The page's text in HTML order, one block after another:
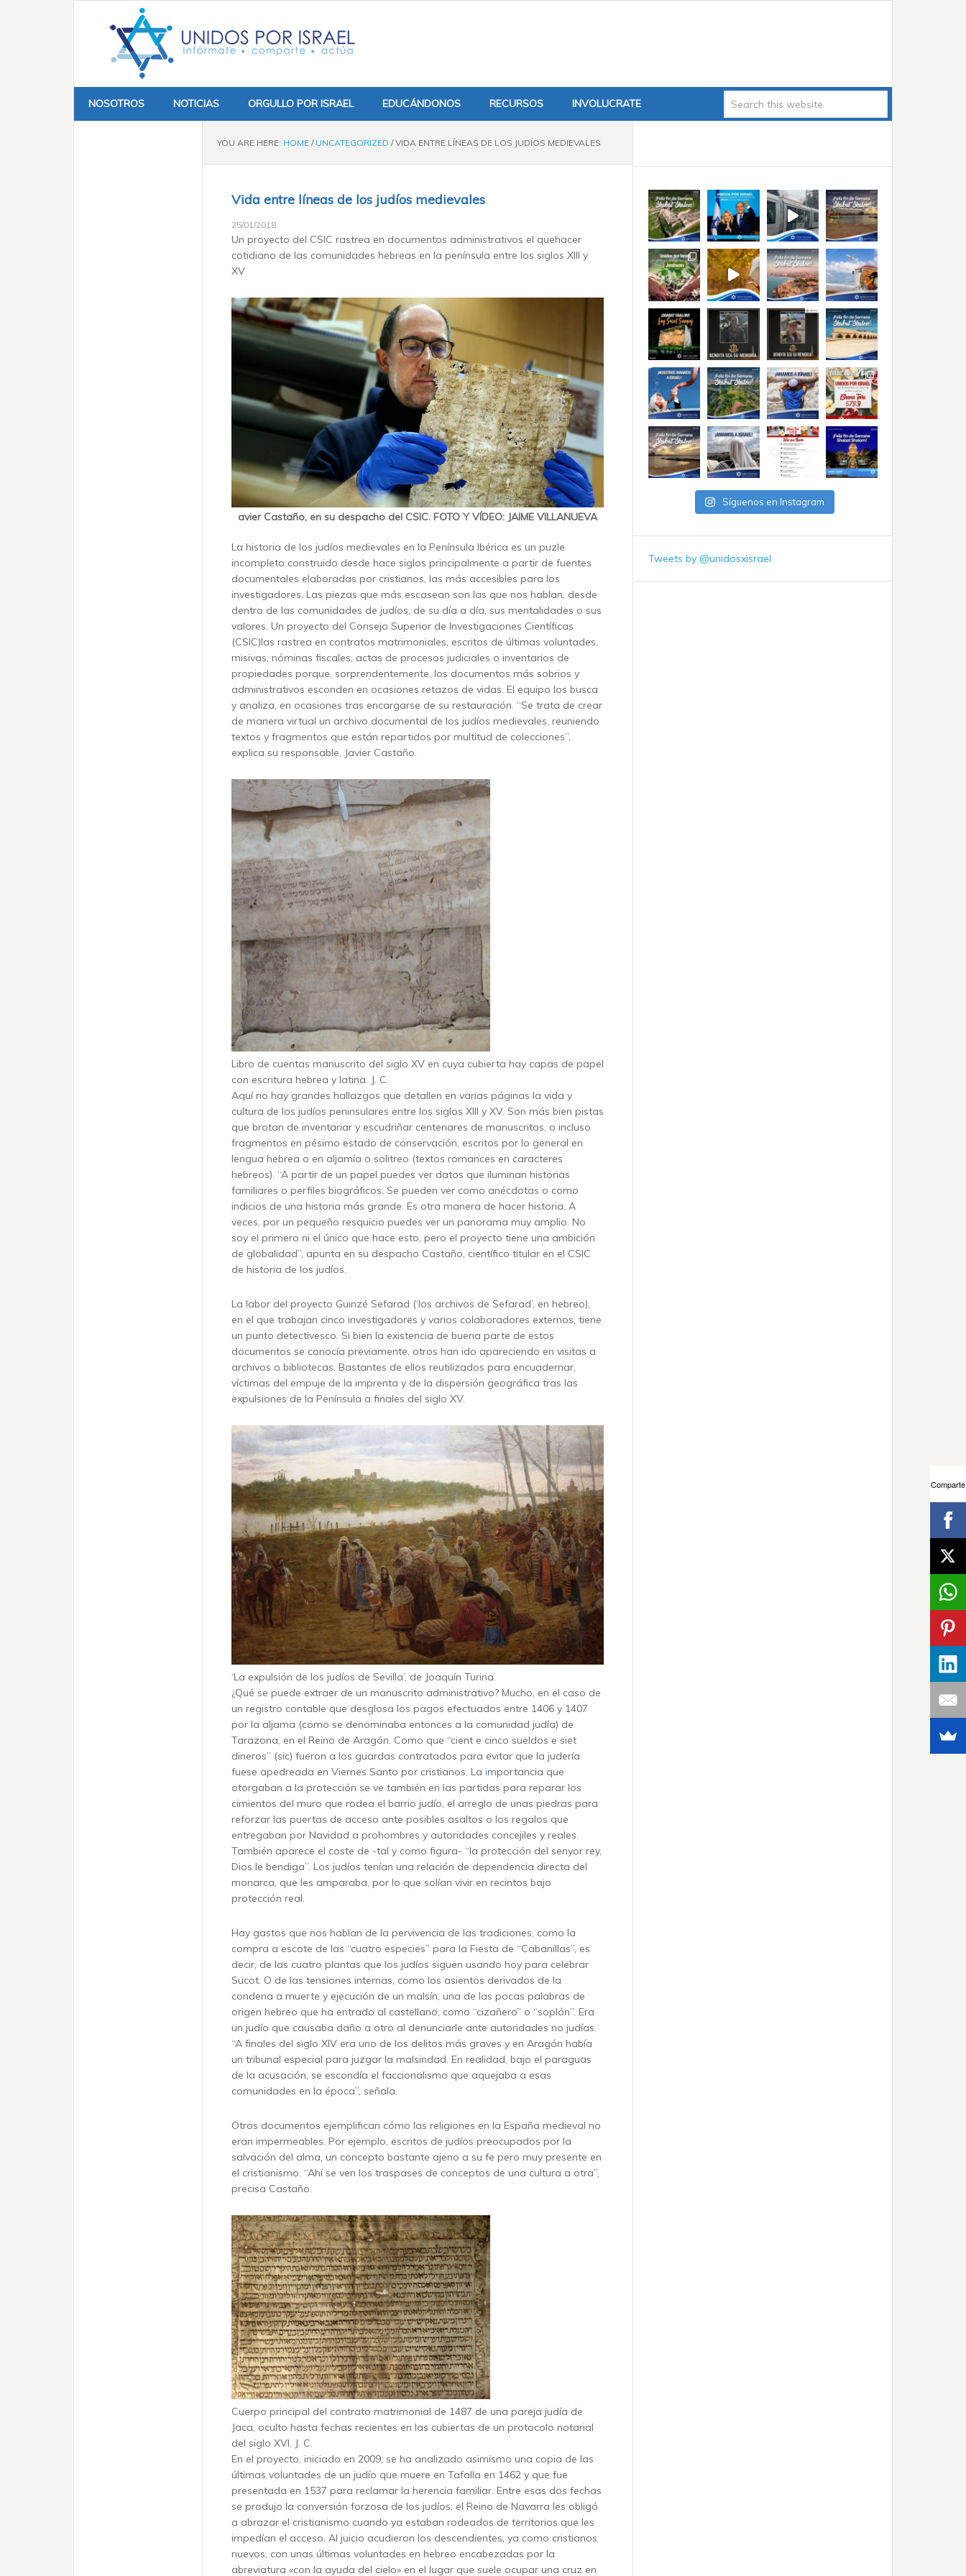
NOSOTROS NOTICIAS ORGULLO POR ISRAEL EDUCÁNDONOS RECURSOS INVOLUCRATE
YOU ARE HERE: HOME / UNCATEGORIZED /VIDA ENTRE LÍNEAS DE LOS JUDÍOS MEDIEVALES
Vida entre líneas de los judíos medievales
25/01/2018
Un proyecto del CSIC rastrea en documentos administrativos el quehacer
cotidiano de las comunidades hebreas en la península entre los siglos XIII y
XV
avier Castaño, en su despacho del CSIC. FOTO Y VÍDEO: JAIME VILLANUEVA
La historia de los judíos medievales en la Península Ibérica es un puzle
incompleto construido desde hace siglos principalmente a partir de fuentes
documentales elaboradas por cristianos, las más accesibles para los
investigadores. Las piezas que más escasean son las que nos hablan, desde
dentro de las comunidades de judíos, de su día a día, sus mentalidades o sus
valores. Un proyecto del Consejo Superior de Investigaciones Científicas
(CSIC)las rastrea en contratos matrimoniales, escritos de últimas voluntades,
misivas, nóminas fiscales, actas de procesos judiciales o inventarios de
propiedades porque, sorprendentemente, los documentos más sobrios y
administrativos esconden en ocasiones retazos de vidas. El equipo los busca
y analiza, en ocasiones tras encargarse de su restauración. “Se trata de crear
de manera virtual un archivo documental de los judíos medievales, reuniendo
textos y fragmentos que están repartidos por multitud de colecciones”,
explica su responsable, Javier Castaño.
Libro de cuentas manuscrito del siglo XV en cuya cubierta hay capas de papel
con escritura hebrea y latina. J. C.
Aquí no hay grandes hallazgos que detallen en varias páginas la vida y
cultura de los judíos peninsulares entre los siglos XIII y XV. Son más bien pistas
que brotan de inventariar y escudriñar centenares de manuscritos, o incluso
fragmentos en pésimo estado de conservación, escritos por lo general en
lengua hebrea o en aljamía o solitreo (textos romances en caracteres
hebreos). “A partir de un papel puedes ver datos que iluminan historias
familiares o perfiles biográficos. Se pueden ver como anécdotas o como
indicios de una historia más grande. Es otra manera de hacer historia. A
veces, por un pequeño resquicio puedes ver un panorama muy amplio. No
soy el primero ni el único que hace esto, pero el proyecto tiene una ambición
de globalidad”, apunta en su despacho Castaño, científico titular en el CSIC
de historia de los judíos.
La labor del proyecto Guinzé Sefarad (‘los archivos de Sefarad’, en hebreo),
en el que trabajan cinco investigadores y varios colaboradores externos, tiene
un punto detectivesco. Si bien la existencia de buena parte de estos
documentos se conocía previamente, otros han ido apareciendo en visitas a
archivos o bibliotecas. Bastantes de ellos reutilizados para encuadernar,
víctimas del empuje de la imprenta y de la dispersión geográfica tras las
expulsiones de la Península a finales del siglo XV.
‘La expulsión de los judíos de Sevilla’, de Joaquín Turina.
¿Qué se puede extraer de un manuscrito administrativo? Mucho, en el caso de
un registro contable que desglosa los pagos efectuados entre 1406 y 1407
por la aljama (como se denominaba entonces a la comunidad judía) de
Tarazona, en el Reino de Aragón. Como que “cient e cinco sueldos e siet
dineros” (sic) fueron a los guardas contratados para evitar que la judería
fuese apedreada en Viernes Santo por cristianos. La importancia que
otorgaban a la protección se ve también en las partidas para reparar los
cimientos del muro que rodea el barrio judío, el arreglo de unas piedras para
reforzar las puertas de acceso ante posibles asaltos o los regalos que
entregaban por Navidad a prohombres y autoridades concejiles y reales.
También aparece el coste de -tal y como figura- “la protección del senyor rey,
Dios le bendiga”. Los judíos tenían una relación de dependencia directa del
monarca, que les amparaba, por lo que solían vivir en recintos bajo
protección real.
Hay gastos que nos hablan de la pervivencia de las tradiciones, como la
compra a escote de las “cuatro especies” para la Fiesta de “Cabanillas”, es
decir, de las cuatro plantas que los judíos siguen usando hoy para celebrar
Sucot. O de las tensiones internas, como los asientos derivados de la
condena a muerte y ejecución de un malsín, una de las pocas palabras de
origen hebreo que ha entrado al castellano, como “cizañero” o “soplón”. Era
un judío que causaba daño a otro al denunciarle ante autoridades no judías.
“A finales del siglo XIV era uno de los delitos más graves y en Aragón había
un tribunal especial para juzgar la malsindad. En realidad, bajo el paraguas
de la acusación, se escondía el faccionalismo que aquejaba a esas
comunidades en la época”, señala.
Otros documentos ejemplifican cómo las religiones en la España medieval no
eran impermeables. Por ejemplo, escritos de judíos preocupados por la
salvación del alma, un concepto bastante ajeno a su fe pero muy presente en
el cristianismo. “Ahí se ven los traspases de conceptos de una cultura a otra”,
precisa Castaño.
Cuerpo principal del contrato matrimonial de 1487 de una pareja judía de
Jaca, oculto hasta fechas recientes en las cubiertas de un protocolo notarial
del siglo XVI. J. C.
En el proyecto, iniciado en 2009, se ha analizado asimismo una copia de las
últimas voluntades de un judío que muere en Tafalla en 1462 y que fue
presentada en 1537 para reclamar la herencia familiar. Entre esas dos fechas
se produjo la conversión forzosa de los judíos: el Reino de Navarra les obligó
a abrazar el cristianismo cuando ya estaban rodeados de territorios que les
impedían el acceso. Al juicio acudieron los descendientes, ya como cristianos
nuevos, con unas últimas voluntades en hebreo encabezadas por la
abreviatura «con la ayuda del cielo» en el lugar que suele ocupar una cruz en
Síguenos en Instagram
Tweets by @unidosxisrael
Comparte